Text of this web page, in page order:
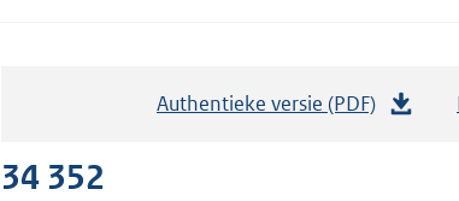
Authentieke versie (PDF)
34 352